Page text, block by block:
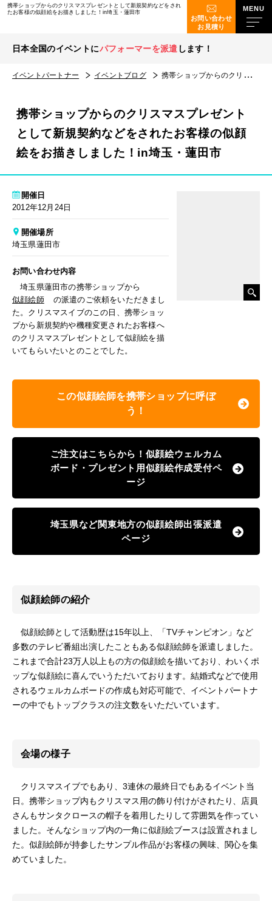
携帯ショップからのクリスマスプレゼントとして新規契約などをされ
たお客様の似顔絵をお描きしました！in埼玉・蓮田市
お問い合わせ
お見積り
日本全国のイベントにパフォーマーを派遣 します！
イベントパートナー イベントブログ 携帯ショップからのクリスマスプレゼントとして新規契約などをされたお客様の似顔絵をお描きしました！in埼玉・蓮田市
携帯ショップからのクリスマスプレゼント
として新規契約などをされたお客様の似顔
絵をお描きしました！in埼玉・蓮田市
開催日
2012年12月24日
開催場所
埼玉県蓮田市
お問い合わせ内容
埼玉県蓮田市の携帯ショップから
似顔絵師
の派遣のご依頼をいただきまし
た。クリスマスイブのこの日、携帯ショッ
プから新規契約や機種変更されたお客様へ
のクリスマスプレゼントとして似顔絵を描
いてもらいたいとのことでした。
この似顔絵師を携帯ショップに呼ぼ
う！
ご注文はこちらから！似顔絵ウェルカム
ボード・プレゼント用似顔絵作成受付ペ
ージ
埼玉県など関東地方の似顔絵師出張派遣
ページ
似顔絵師の紹介
似顔絵師として活動歴は15年以上、「TVチャンピオン」など
多数のテレビ番組出演したこともある似顔絵師を派遣しました。
これまで合計23万人以上もの方の似顔絵を描いており、わいくポ
ップな似顔絵に喜んでいうただいております。結婚式などで使用
されるウェルカムボードの作成も対応可能で、イベントパートナ
ーの中でもトップクラスの注文数をいただいています。
会場の様子
クリスマスイブでもあり、3連休の最終日でもあるイベント当
日。携帯ショップ内もクリスマス用の飾り付けがされたり、店員
さんもサンタクロースの帽子を着用したりして雰囲気を作ってい
ました。そんなショップ内の一角に似顔絵ブースは設置されまし
た。似顔絵師が持参したサンプル作品がお客様の興味、関心を集
めていました。